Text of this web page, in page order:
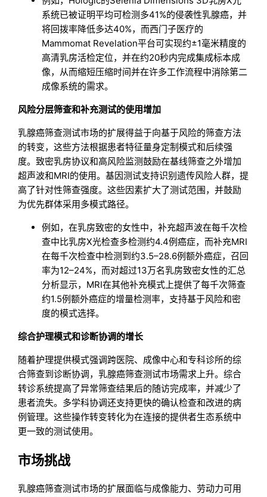
系统已被证明平均可检测多41%的侵袭性乳腺癌，并
将回拨率降低多达40%，而西门子医疗的
Mammomat Revelation平台可实现约±1毫米精度的
高清乳房活检定位，并在约20秒内完成集成标本成
像，从而缩短压缩时间并在许多工作流程中消除第二
成像系统的需求。
风险分层筛查和补充测试的使用增加
乳腺癌筛查测试市场的扩展得益于向基于风险的筛查方法
的转变，这些方法根据患者特征量身定制模式和后续强
度。致密乳房协议和高风险监测鼓励在基线筛查之外增加
超声波和MRI的使用。基因测试支持识别遗传风险人群，提
高了针对性筛查强度。这些因素扩大了测试范围，并鼓励
为优先群体采用多模式路径。
例如，在乳房致密的女性中，补充超声波在每千次检
查中比乳房X光检查多检测约4.4例癌症，而补充MRI
在每千次检查中检测到约3.5–28.6例额外癌症，召回
率为12–24%，而对超过13万名乳房致密女性的汇总
分析显示，MRI在其他补充模式上提供了每千次筛查
约1.5例额外癌症的增量检测率，支持基于风险和密
度的模式选择。
综合护理模式和诊断协调的增长
随着护理提供模式强调跨医院、成像中心和专科诊所的综
合筛查到诊断协调，乳腺癌筛查测试市场需求上升。综合
转诊系统提高了异常筛查结果后的随访完成率，并减少了
患者流失。多学科协调还支持更快的确认检查和改进的病
例管理。这些操作转变转化为在连接的提供者生态系统中
更一致的测试使用。
市场挑战
乳腺癌筛查测试市场的扩展面临与成像能力、劳动力可用